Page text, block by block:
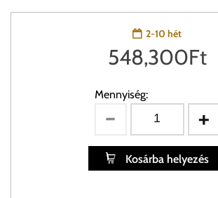
2-10 hét
548,300Ft
Mennyiség:
Kosárba helyezés